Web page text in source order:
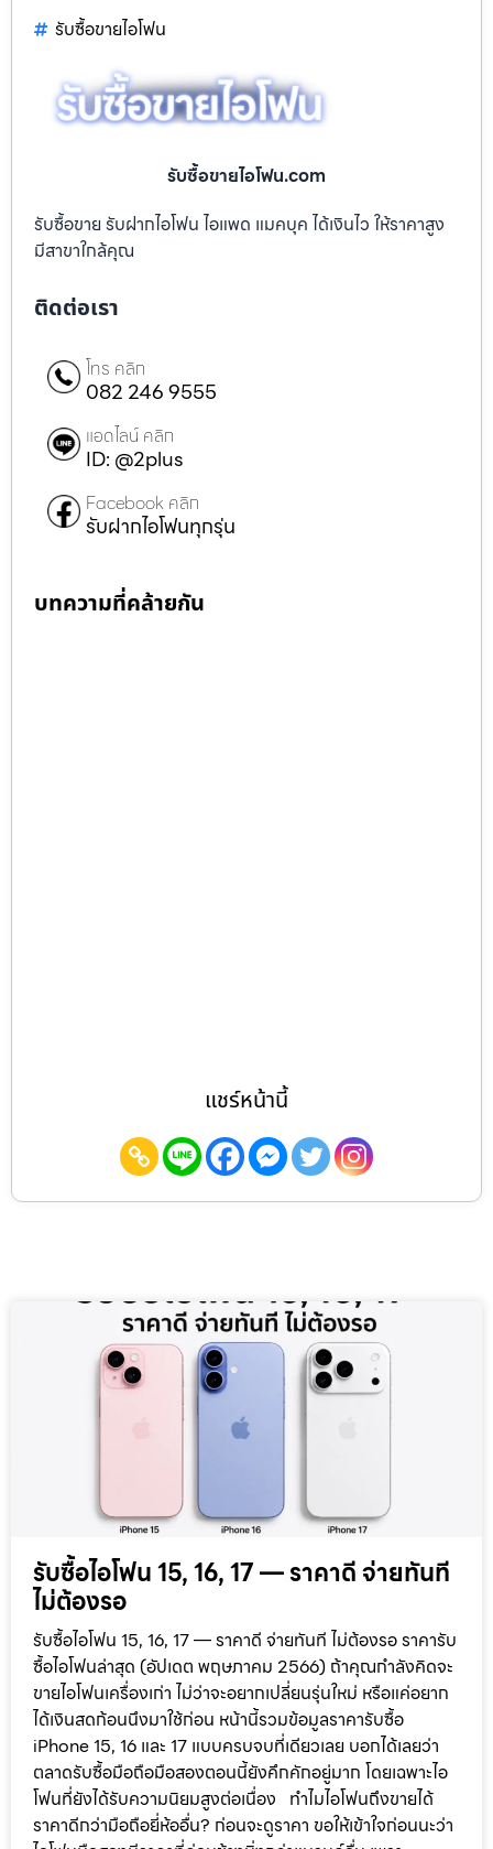
รับซื้อขายไอโฟน
รับซื้อขายไอโฟน.com
รับซื้อขาย รับฝากไอโฟน ไอแพด แมคบุค ได้เงินไว ให้ราคาสูง
มีสาขาใกล้คุณ
ติดต่อเรา
โทร คลิก
082 246 9555
แอดไลน์ คลิก
ID: @2plus
Facebook คลิก
รับฝากไอโฟนทุกรุ่น
บทความที่คล้ายกัน
แชร์หน้านี้
รับซื้อไอโฟน 15, 16, 17 — ราคาดี จ่ายทันที
ไม่ต้องรอ
รับซื้อไอโฟน 15, 16, 17 — ราคาดี จ่ายทันที ไม่ต้องรอ ราคารับ
ซื้อไอโฟนล่าสุด (อัปเดต พฤษภาคม 2566) ถ้าคุณกำลังคิดจะ
ขายไอโฟนเครื่องเก่า ไม่ว่าจะอยากเปลี่ยนรุ่นใหม่ หรือแค่อยาก
ได้เงินสดก้อนนึงมาใช้ก่อน หน้านี้รวมข้อมูลราคารับซื้อ
iPhone 15, 16 และ 17 แบบครบจบที่เดียวเลย บอกได้เลยว่า
ตลาดรับซื้อมือถือมือสองตอนนี้ยังคึกคักอยู่มาก โดยเฉพาะไอ
โฟนที่ยังได้รับความนิยมสูงต่อเนื่อง ทำไมไอโฟนถึงขายได้
ราคาดีกว่ามือถือยี่ห้ออื่น? ก่อนจะดูราคา ขอให้เข้าใจก่อนนะว่า